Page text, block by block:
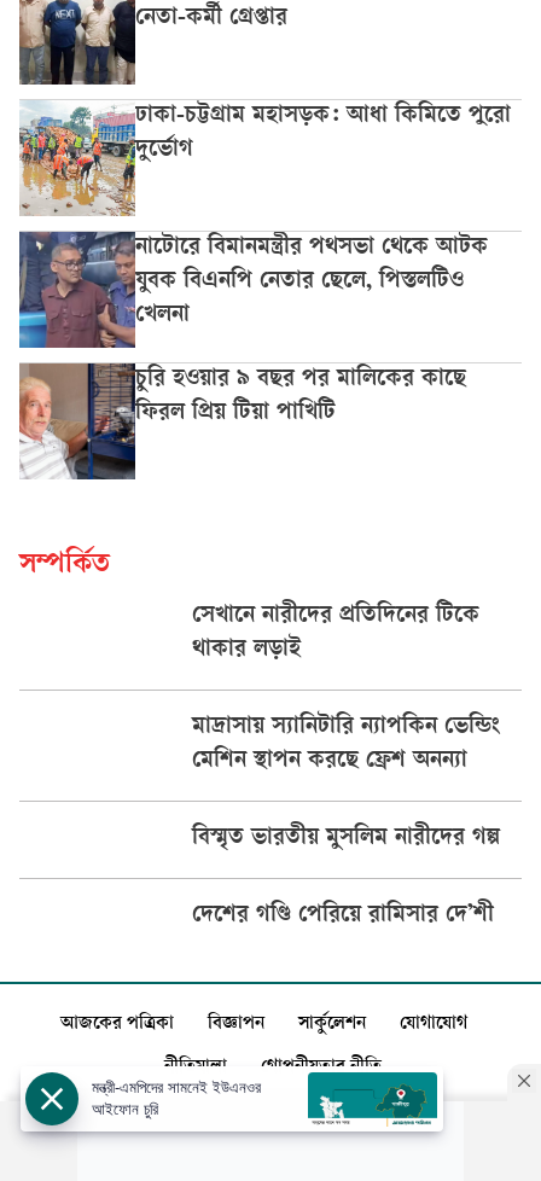
নেতা-কর্মী গ্রেপ্তার
ঢাকা-চট্টগ্রাম মহাসড়ক: আধা কিমিতে পুরো
দুর্ভোগ
নাটোরে বিমানমন্ত্রীর পথসভা থেকে আটক
যুবক বিএনপি নেতার ছেলে, পিস্তলটিও
খেলনা
চুরি হওয়ার ৯ বছর পর মালিকের কাছে
ফিরল প্রিয় টিয়া পাখিটি
সম্পর্কিত
সেখানে নারীদের প্রতিদিনের টিকে
থাকার লড়াই
মাদ্রাসায় স্যানিটারি ন্যাপকিন ভেন্ডিং
মেশিন স্থাপন করছে ফ্রেশ অনন্যা
বিস্মৃত ভারতীয় মুসলিম নারীদের গল্প
দেশের গণ্ডি পেরিয়ে রামিসার দে’শী
আজকের পত্রিকা বিজ্ঞাপন সার্কুলেশন যোগাযোগ
নীতিমালা গোপনীয়তার নীতি
মন্ত্রী-এমপিদের সামনেই ইউএনওর
আইফোন চুরি